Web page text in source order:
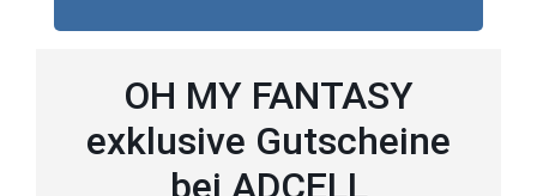
OH MY FANTASY
exklusive Gutscheine
bei ADCELL